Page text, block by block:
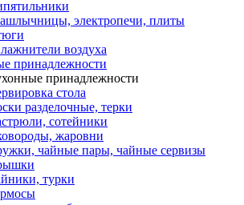
электропечи, плиты
воздуха
принадлежности
принадлежности
стола
разделочные, терки
сотейники
жаровни
чайные пары, чайные сервизы
турки